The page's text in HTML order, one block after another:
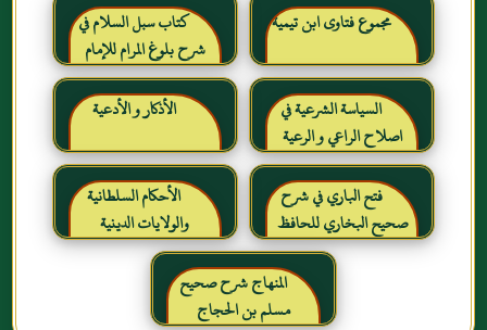
مجموع فتاوى ابن تيمية
كتاب سبل السلام في
شرح بلوغ المرام للإمام
الصنعاني رحمه الله
السياسة الشرعية في
اصلاح الراعي و الرعية
الأذكار و الأدعية
فتح الباري في شرح
صحيح البخاري للحافظ
ابن حجر العسقلاني
الأحكام السلطانية
والولايات الدينية
المنهاج شرح صحيح
مسلم بن الحجاج